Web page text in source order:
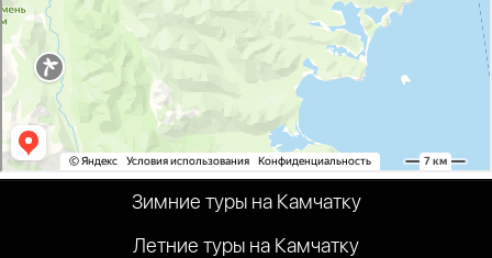
Зимние туры на Камчатку
Летние туры на Камчатку